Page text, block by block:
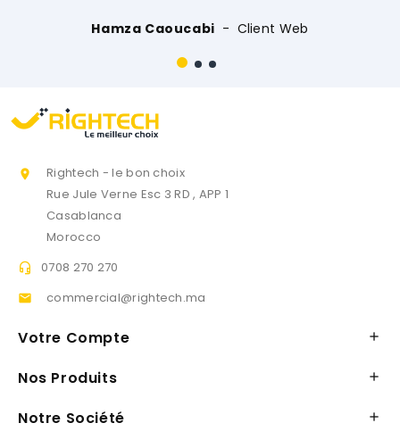
Client Web

Rightech - le bon choix
Rue Jule Verne Esc 3 RD , APP 1
Casablanca
Morocco
 0708 270 270
 commercial@rightech.ma
Votre Compte 
Nos Produits 
Notre Société 